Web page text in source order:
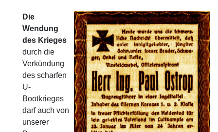
Die
Wendung
des Krieges
durch die
Verkündung
des scharfen
U-
Bootkrieges
darf auch von
unserer